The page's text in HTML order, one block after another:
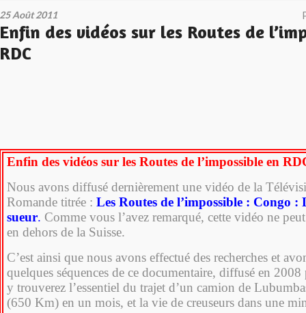
25 Août 2011
Enfin des vidéos sur les Routes de
RDC
Enfin des vidéos sur les Routes de l’impossible en
Nous avons diffusé dernièrement une vidéo de la
Romande titrée :Les Routes de l’impossible : Congo :
sueur. Comme vous l’avez remarqué, cette vidéo ne
en dehors de la Suisse.
C’est ainsi que nous avons effectué des recherches et
quelques séquences de ce documentaire, diffusé en
y trouverez l’essentiel du trajet d’un camion de
(650 Km) en un mois, et la vie de creuseurs dans une